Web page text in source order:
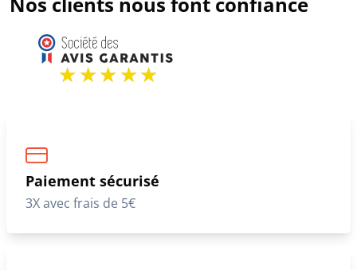
Paiement sécurisé
3X avec frais de 5€